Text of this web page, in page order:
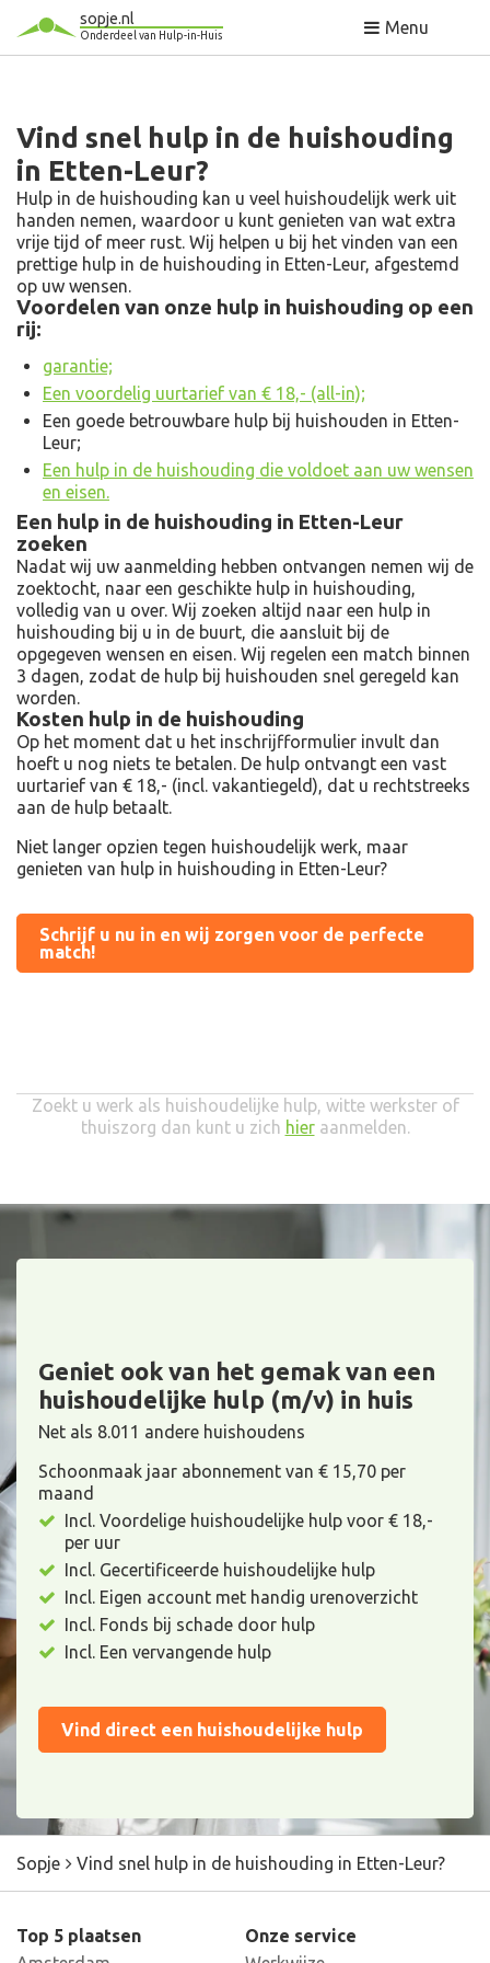
sopje.nl
Onderdeel van Hulp-in-Huis Menu
Vind snel hulp in de huishouding
in Etten-Leur?
Hulp in de huishouding kan u veel huishoudelijk werk uit
handen nemen, waardoor u kunt genieten van wat extra
vrije tijd of meer rust. Wij helpen u bij het vinden van een
prettige hulp in de huishouding in Etten-Leur, afgestemd
op uw wensen.
Voordelen van onze hulp in huishouding op een
rij:
garantie;
Een voordelig uurtarief van € 18,- (all-in);
Een goede betrouwbare hulp bij huishouden in Etten-
Leur;
Een hulp in de huishouding die voldoet aan uw wensen
en eisen.
Een hulp in de huishouding in Etten-Leur
zoeken
Nadat wij uw aanmelding hebben ontvangen nemen wij de
zoektocht, naar een geschikte hulp in huishouding,
volledig van u over. Wij zoeken altijd naar een hulp in
huishouding bij u in de buurt, die aansluit bij de
opgegeven wensen en eisen. Wij regelen een match binnen
3 dagen, zodat de hulp bij huishouden snel geregeld kan
worden.
Kosten hulp in de huishouding
Op het moment dat u het inschrijfformulier invult dan
hoeft u nog niets te betalen. De hulp ontvangt een vast
uurtarief van € 18,- (incl. vakantiegeld), dat u rechtstreeks
aan de hulp betaalt.
Niet langer opzien tegen huishoudelijk werk, maar
genieten van hulp in huishouding in Etten-Leur?
Schrijf u nu in en wij zorgen voor de perfecte
match!
Zoekt u werk als huishoudelijke hulp, witte werkster of
thuiszorg dan kunt u zich hieraanmelden.
Geniet ook van het gemak van een
huishoudelijke hulp (m/v) in huis
Net als 8.011 andere huishoudens
Schoonmaak jaar abonnement van € 15,70 per
maand
Incl. Voordelige huishoudelijke hulp voor € 18,-
per uur
Incl. Gecertificeerde huishoudelijke hulp
Incl. Eigen account met handig urenoverzicht
Incl. Fonds bij schade door hulp
Incl. Een vervangende hulp
Vind direct een huishoudelijke hulp
Sopje Vind snel hulp in de huishouding in Etten-Leur?
Top 5 plaatsen
Onze service